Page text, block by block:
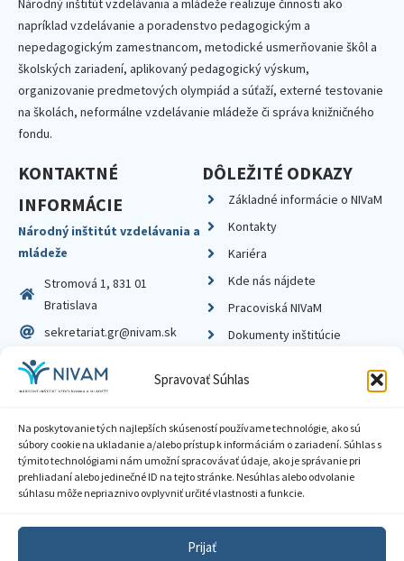
Spravovať Súhlas
Na poskytovanie tých najlepších skúseností používame technológie, ako sú
súbory cookie na ukladanie a/alebo prístup k informáciám o zariadení. Súhlas s
týmito technológiami nám umožní spracovávať údaje, ako je správanie pri
prehliadaní alebo jedinečné ID na tejto stránke. Nesúhlas alebo odvolanie
súhlasu môže nepriaznivo ovplyvniť určité vlastnosti a funkcie.
Prijať
napríklad vzdelávanie a poradenstvo pedagogickým a
nepedagogickým zamestnancom, metodické usmerňovanie škôl a
školských zariadení, aplikovaný pedagogický výskum,
organizovanie predmetových olympiád a súťaží, externé testovanie
na školách, neformálne vzdelávanie mládeže či správa knižničného
fondu.
KONTAKTNÉ
INFORMÁCIE
Národný inštitút vzdelávania a
mládeže
Stromová 1, 831 01
Bratislava
sekretariat.gr@nivam.sk
IČO: 00164348
DIČ: 2020798714
DÔLEŽITÉ ODKAZY
Základné informácie o NIVaM
Kontakty
Kariéra
Kde nás nájdete
Pracoviská NIVaM
Dokumenty inštitúcie
Zásady ochrany súkromia